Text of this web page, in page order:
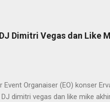
Dimitri Vegas dan Like
Event Organaiser (EO) konser
dimitri vegas dan like mike